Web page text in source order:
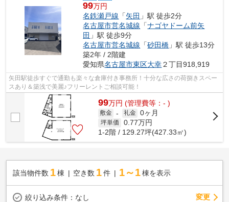
99万円
名鉄瀬戸線 「矢田 」駅 徒歩2分
名古屋市営名城線 「ナゴヤドーム前矢
田 」駅 徒歩9分
名古屋市営名城線 「砂田橋 」駅 徒歩13分
築2年 / 2階建
愛知県名古屋市東区大幸２丁目918,919
矢田駅徒歩すぐで通勤も楽々な倉庫付き事務所！十分な広さの荷捌きスペー
スあり＆築浅で美麗♪フリーレントご相談可能！
99万円 (管理費等：- )
敷金 - 礼金 0ヶ月
坪単価 0.77万円
1-2階 / 129.27坪(427.33㎡)
該当物件数 1棟 空き数 1 件 1～1 棟を表示
絞り込み条件： なし 変更